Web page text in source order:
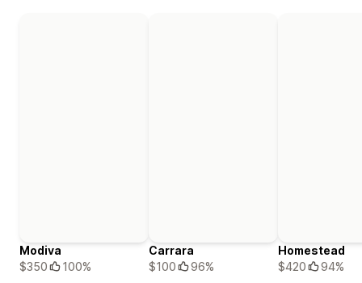
Modiva
$350
100%
Carrara
$100
96%
Homestead
$420
94%